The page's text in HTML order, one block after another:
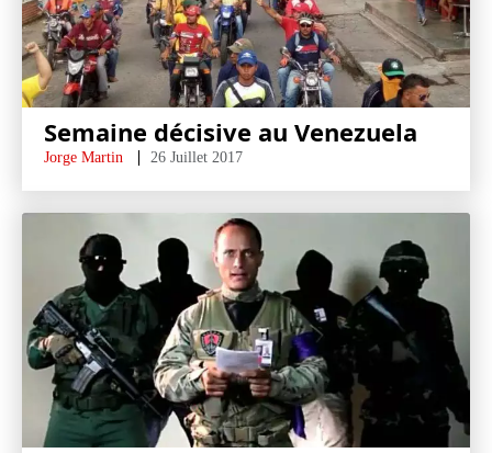
Semaine décisive au Venezuela
Jorge Martin 26 Juillet 2017